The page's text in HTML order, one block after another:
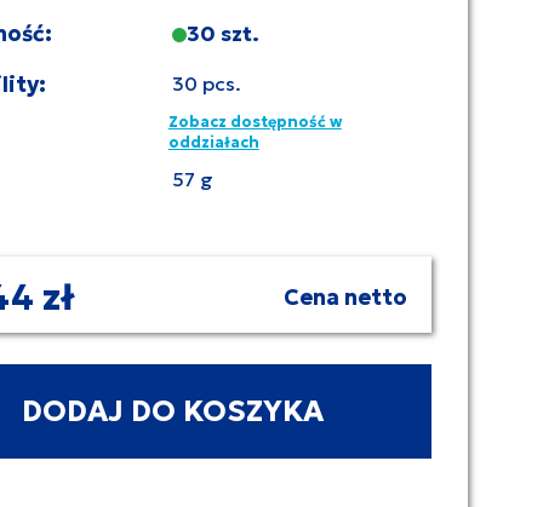
30 szt.
30 pcs.
Zobacz dostępność w
oddziałach
57 g
zł Cena netto
DODAJ DO KOSZYKA